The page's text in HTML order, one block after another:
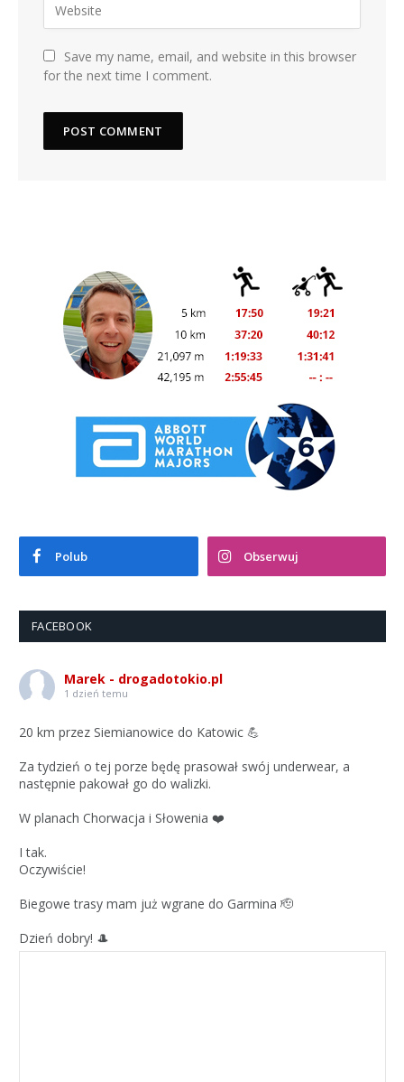
Save my name, email, and website in this browser
for the next time I comment.
Polub Obserwuj
FACEBOOK
Marek - drogadotokio.pl
1 dzień temu
20 km przez Siemianowice do Katowic 💪
Za tydzień o tej porze będę prasował swój underwear, a
następnie pakował go do walizki.
W planach Chorwacja i Słowenia ❤️
I tak.
Oczywiście!
Biegowe trasy mam już wgrane do Garmina 🫡
Dzień dobry! 🎩